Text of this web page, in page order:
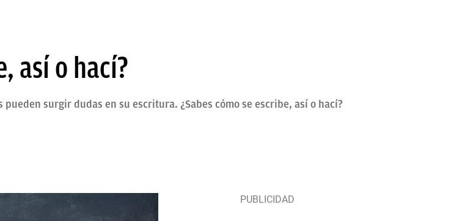
así o hací?
surgir dudas en su escritura. ¿Sabes cómo se escribe, así o hací?